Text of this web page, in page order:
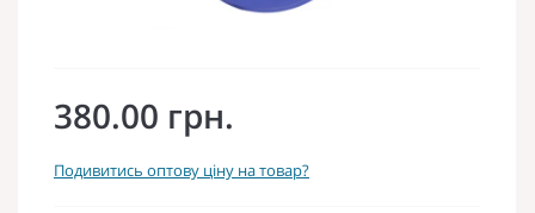
380.00 грн.
Подивитись оптову ціну на товар?